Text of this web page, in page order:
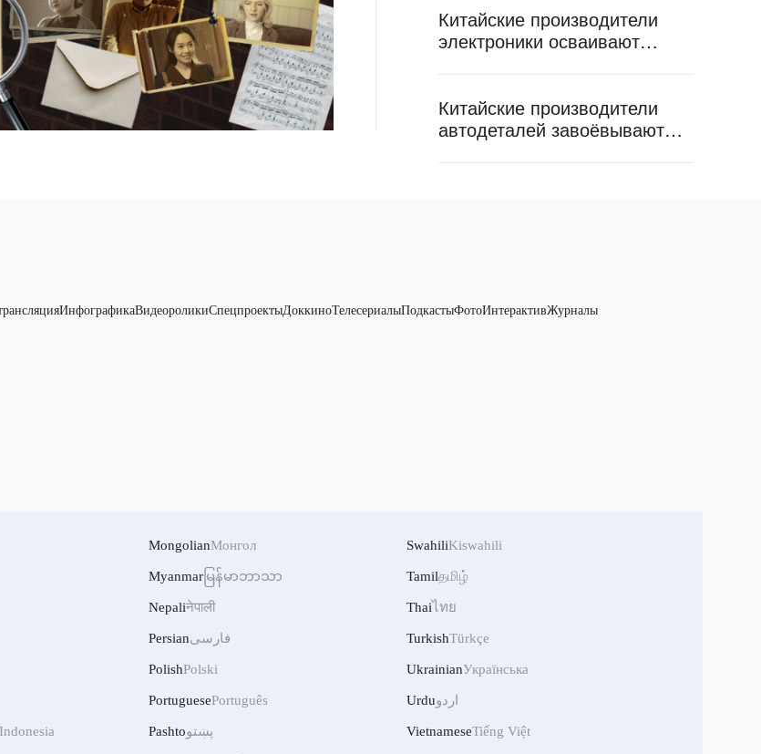
Китайские производители
электроники осваивают
Китайские производители
автодеталей завоёвывают
ИнфографикаВидеороликиСпецпроектыДоккиноТелесериалыПодкастыФотоИнтерактивЖурналы
MongolianМонгол
Myanmar မြန်မာဘာသာ
Nepaliनेपाली
Persianفارسی
PolishPolski
PortuguesePortuguês
Pashtoپښتو
SwahiliKiswahili
Tamilதமிழ்
Thaiไทย
TurkishTürkçe
UkrainianУкраїнська
Urduاردو
VietnameseTiếng Việt